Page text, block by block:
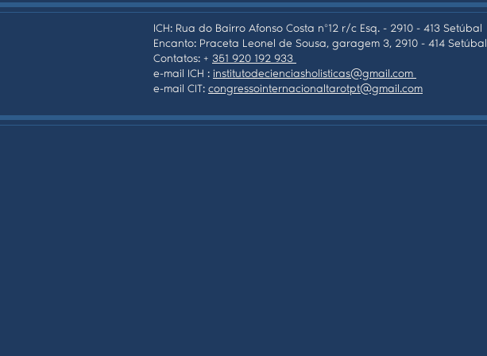
ICH: Rua do Bairro Afonso Costa nº12 r/c Esq. - 2910 - 413 Setúbal
Encanto: Praceta Leonel de Sousa, garagem 3, 2910 - 414 Setúbal
Contatos: + 351 920 192 933
e-mail ICH : institutodecienciasholisticas@gmail.com
e-mail CIT: congressointernacionaltarotpt@gmail.com